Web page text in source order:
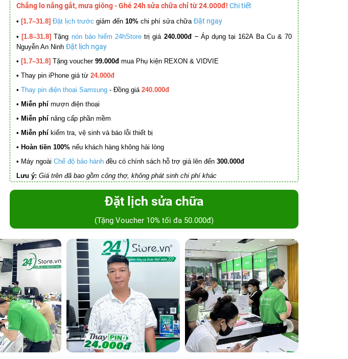
Chẳng lo nắng gắt, mưa giông - Ghé 24h sửa chữa chỉ từ 24.000đ! Chi tiết
• [1.7–31.8] Đặt lịch trước giảm đến 10% chi phí sửa chữa Đặt ngay
• [1.8–31.8] Tặng nón bảo hiểm 24hStore trị giá 240.000đ – Áp dụng tại 162A Ba Cu & 70
Nguyễn An Ninh Đặt lịch ngay
• [1.7–31.8] Tặng voucher 99.000đ mua Phụ kiện REXON & VIDVIE
• Thay pin iPhone giá từ 24.000đ
• Thay pin điện thoại Samsung - Đồng giá 240.000đ
• Miễn phí mượn điện thoại
• Miễn phí nâng cấp phần mềm
• Miễn phí kiểm tra, vệ sinh và báo lỗi thiết bị
• Hoàn tiền 100% nếu khách hàng không hài lòng
• Máy ngoài Chế độ bảo hành đều có chính sách hỗ trợ giá lên đến 300.000đ
Lưu ý: Giá trên đã bao gồm công thợ, không phát sinh chi phí khác
Đặt lịch sửa chữa
(Tặng Voucher 10% tối đa 50.000đ)